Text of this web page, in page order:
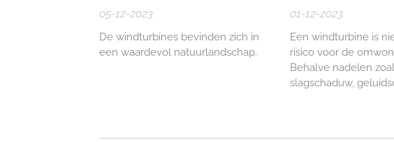
05-12-2023
De windturbines bevinden zich in
een waardevol natuurlandschap.
01-12-2023
Een windturbine is
risico voor de
Behalve nadelen
slagschaduw,